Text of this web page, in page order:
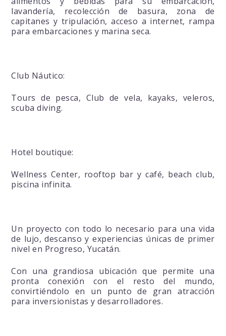
lavandería, recolección de basura, zona de
capitanes y tripulación, acceso a internet, rampa
para embarcaciones y marina seca.
Club Náutico:
Tours de pesca, Club de vela, kayaks, veleros,
scuba diving.
Hotel boutique:
Wellness Center, rooftop bar y café, beach club,
piscina infinita.
Un proyecto con todo lo necesario para una vida
de lujo, descanso y experiencias únicas de primer
nivel en Progreso, Yucatán.
Con una grandiosa ubicación que permite una
pronta conexión con el resto del mundo,
convirtiéndolo en un punto de gran atracción
para inversionistas y desarrolladores.